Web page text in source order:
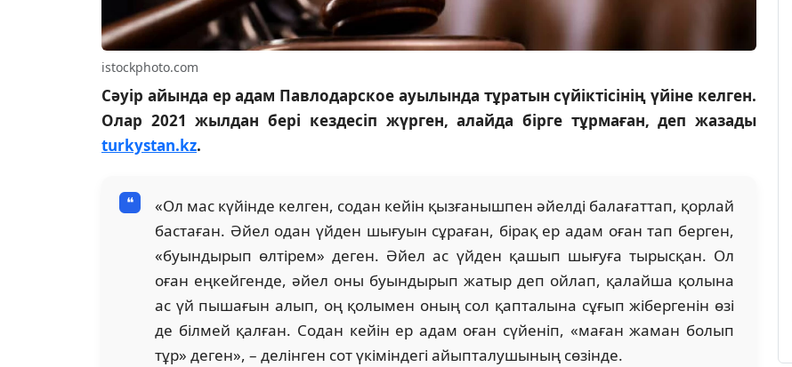
istockphoto.com
Сәуір айында ер адам Павлодарское ауылында тұратын сүйіктісінің үйіне келген.
Олар 2021 жылдан бері кездесіп жүрген, алайда бірге тұрмаған, деп жазады
turkystan.kz.
«Ол мас күйінде келген, содан кейін қызғанышпен әйелді балағаттап, қорлай
бастаған. Әйел одан үйден шығуын сұраған, бірақ ер адам оған тап берген,
«буындырып өлтірем» деген. Әйел ас үйден қашып шығуға тырысқан. Ол
оған еңкейгенде, әйел оны буындырып жатыр деп ойлап, қалайша қолына
ас үй пышағын алып, оң қолымен оның сол қапталына сұғып жібергенін өзі
де білмей қалған. Содан кейін ер адам оған сүйеніп, «маған жаман болып
тұр» деген», – делінген сот үкіміндегі айыпталушының сөзінде.